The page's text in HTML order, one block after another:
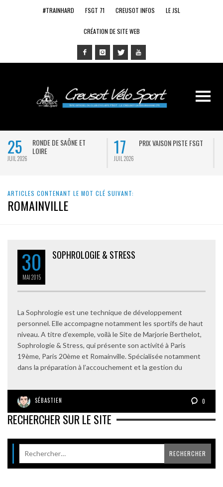
#TRAINHARD FSGT 71 CREUSOT INFOS LE JSL
CRÉATION DE SITE WEB
25
JUIL 2026
RONDE DE SAÔNE ET
LOIRE
17
JUIL 2026
PRIX VAISON PISTE FSGT
ARTICLES CONTENANT LE MOT CLÉ SUIVANT:
ROMAINVILLE
30
MAI2015
SOPHROLOGIE & STRESS
La Sophrologie est une technique de développement
personnel. Elle accompagne notamment les sportifs de haut
niveau. A titre d’exemple, voilà le Site de Marjorie Berthelot,
Sophrologie & Stress, qui présente son activité à Paris
19ème, Paris 20ème et Romainville. Spécialisée notamment
dans la préparation à l’accouchement et la gestion du
SÉBASTIEN 0
RECHERCHER SUR LE SITE